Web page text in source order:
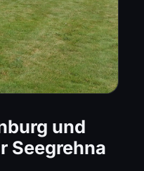
und
Seegrehna